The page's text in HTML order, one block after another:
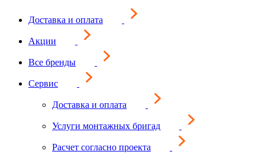
Доставка и оплата
Акции
Все бренды
Сервис
Доставка и оплата
Услуги монтажных бригад
Расчет согласно проекта